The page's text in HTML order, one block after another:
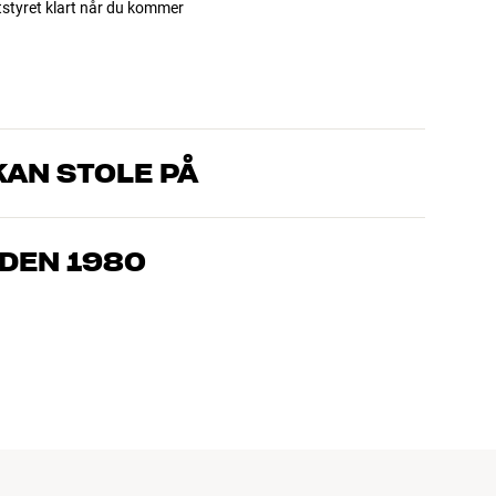
klart når du kommer
STOLE PÅ
kjenner produktene og brenner for god lyd – enten det
1980